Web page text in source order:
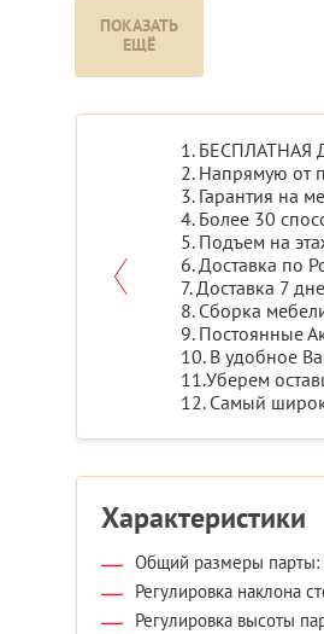
ПОКАЗАТЬ
ЕЩЁ
1. БЕСПЛАТНАЯ
2. Напрямую от
3. Гарантия на
4. Более 30
5. Подъем на
6. Доставка по
7. Доставка 7
8. Сборка
9. Постоянные
10. В удобное
11.Уберем
12. Самый
Характеристики
Общий размеры парты:
Регулировка наклона
Регулировка высоты